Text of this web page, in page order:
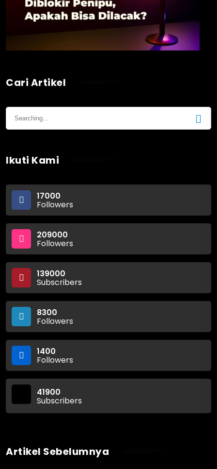
Cari Artikel
Ikuti Kami
17000
Followers
209000
Followers
139000
Subscribers
8300
Followers
1400
Followers
41900
Subscribers
Artikel Sebelumnya